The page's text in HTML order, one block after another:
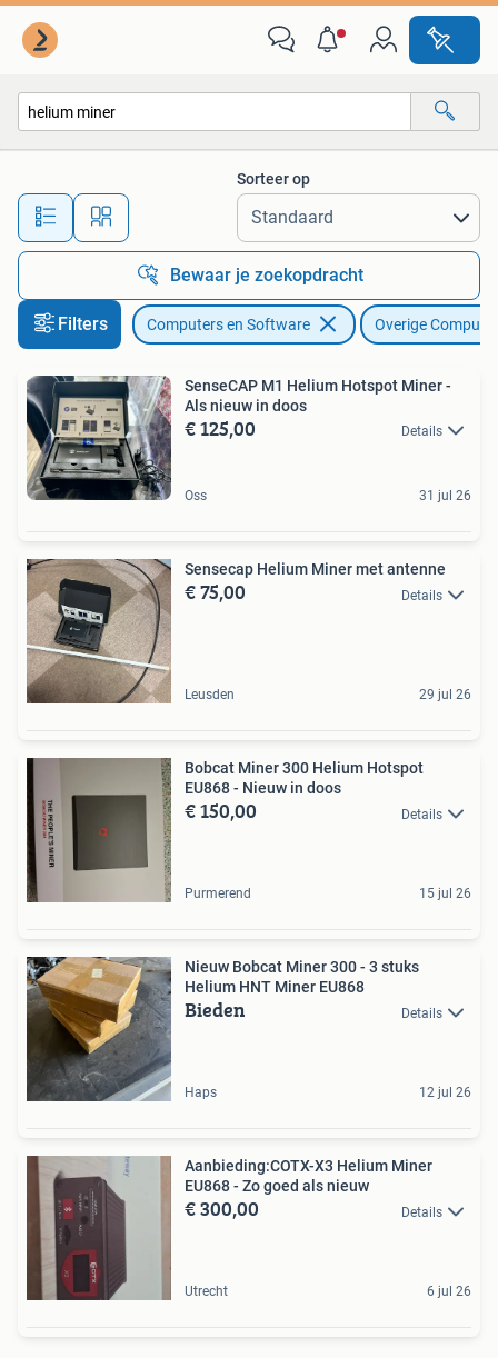
Alle afstanden…
Sorteer op
Bewaar je zoekopdracht
Filters Computers en Software Overige
SenseCAP M1 Helium Hotspot Miner -
Als nieuw in doos
€ 125,00 Details
Oss 31 jul 26
Sensecap Helium Miner met antenne
€ 75,00 Details
Leusden 29 jul 26
Bobcat Miner 300 Helium Hotspot
EU868 - Nieuw in doos
€ 150,00 Details
Purmerend 15 jul 26
Nieuw Bobcat Miner 300 - 3 stuks
Helium HNT Miner EU868
Bieden Details
Haps 12 jul 26
Aanbieding:COTX-X3 Helium Miner
EU868 - Zo goed als nieuw
€ 300,00 Details
Utrecht 6 jul 26